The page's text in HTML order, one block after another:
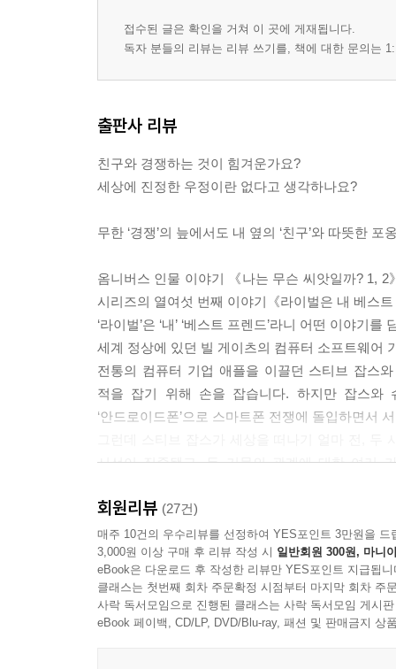
접수된 글은 확인을 거쳐 이 곳에 게재됩니다.
독자 분들의 리뷰는 리뷰 쓰기를, 책에 대한 문의는
출판사 리뷰
친구와 경쟁하는 것이 힘겨운가요?
세상에 진정한 우정이란 없다고 생각하나요?
무한 ‘경쟁’의 늪에서도 내 옆의 ‘친구’와 따뜻한 포
옴니버스 인물 이야기 《나는 무슨 씨앗일까? 1, 2
시리즈의 열여섯 번째 이야기《라이벌은 내 베스
‘라이벌’은 ‘내’ ‘베스트 프렌드’라니 어떤 이야기
세계 정상에 있던 빌 게이츠의 컴퓨터 소프트웨어
전통의 컴퓨터 기업 애플을 이끌던 스티브 잡스
적을 잡기 위해 손을 잡습니다. 하지만 잡스와
‘안드로이드폰’으로 스마트폰 전쟁에 돌입하면서
시선이 집중됐고, 두 거물의 관계에 대한 여러
‘프레너미(Frenemy)’
‘친구’를 뜻하는 ‘Friend’와 ‘적’을 뜻하는 ‘Enemy’
친구이면서 적이고 협력하면서 경쟁하는 관계를
-미국 웹스터 사전(2009)
회원리뷰 (27건)
매주 10건의 우수리뷰를 선정하여 YES포인트 3만원을 드
3,000원 이상 구매 후 리뷰 작성 시 일반회원 300원, 마니
eBook은 다운로드 후 작성한 리뷰만 YES포인트 지급됩니
클래스는 첫번째 회차 주문확정 시점부터 마지막 회차 주
사락 독서모임으로 진행된 클래스는 사락 독서모임 게시
eBook 페이백, CD/LP, DVD/Blu-ray, 패션 및 판매금지 상